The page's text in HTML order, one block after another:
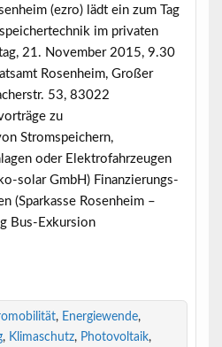
(ezro) lädt ein zum Tag
im privaten
21. November 2015, 9.30
Rosenheim, Großer
53, 83022
zu
Stromspeichern,
oder Elektrofahrzeugen
solar GmbH) Finanzierungs-
(Sparkasse Rosenheim –
Bus-Exkursion
, Energiewende,
, Klimaschutz, Photovoltaik,